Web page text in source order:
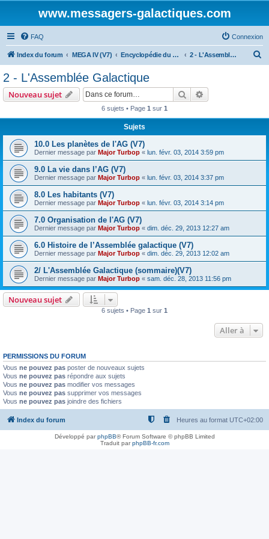
www.messagers-galactiques.com
FAQ Connexion
Index du forum MEGA IV (V7) Encyclopédie du Messager Galactique (V7) 2 - L'Assemblée Galactique
r
2 - L'Assemblée Galactique
Nouveau sujet Rechercher
6 sujets • Page 1 sur 1
Sujets
10.0 Les planètes de l'AG (V7)
Dernier message par Major Turbop « lun. févr. 03, 2014 3:59 pm
9.0 La vie dans l’AG (V7)
Dernier message par Major Turbop « lun. févr. 03, 2014 3:37 pm
8.0 Les habitants (V7)
Dernier message par Major Turbop « lun. févr. 03, 2014 3:14 pm
7.0 Organisation de l'AG (V7)
Dernier message par Major Turbop « dim. déc. 29, 2013 12:27 am
6.0 Histoire de l’Assemblée galactique (V7)
Dernier message par Major Turbop « dim. déc. 29, 2013 12:02 am
2/ L'Assemblée Galactique (sommaire)(V7)
Dernier message par Major Turbop « sam. déc. 28, 2013 11:56 pm
Nouveau sujet
6 sujets • Page 1 sur 1
Aller à
PERMISSIONS DU FORUM
Vous ne pouvez pas poster de nouveaux sujets
Vous ne pouvez pas répondre aux sujets
Vous ne pouvez pas modifier vos messages
Vous ne pouvez pas supprimer vos messages
Vous ne pouvez pas joindre des fichiers
Index du forum Heures au format UTC+02:00
Développé parphpBB® Forum Software © phpBB Limited
Traduit parphpBB-fr.com